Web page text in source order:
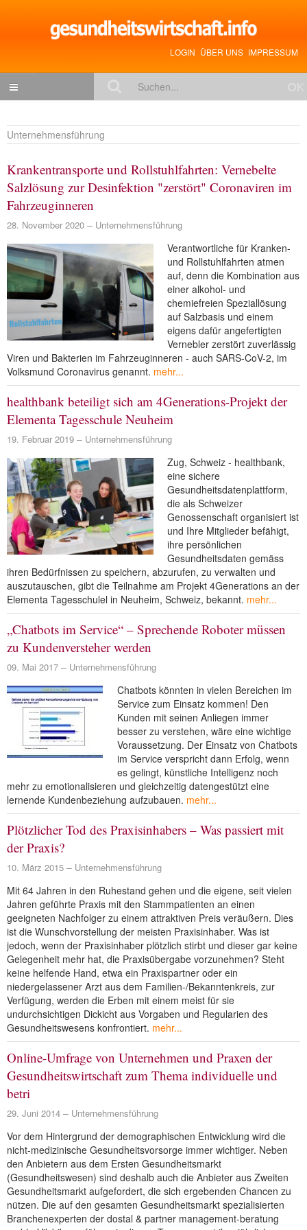
LOGIN ÜBER UNS IMPRESSUM
Gesundheitspolitik
Zukunftstrends
Management
Medizin & Pharma
Gesundheit
Jobs & Karriere
Mitglieder-Beiträge
NEUER BEITRAG
Unternehmensführung
Krankentransporte und Rollstuhlfahrten: Vernebelte
Salzlösung zur Desinfektion "zerstört" Coronaviren im
Fahrzeuginneren
28. November 2020 Unternehmensführung
Verantwortliche für Kranken-
und Rollstuhlfahrten atmen
auf, denn die Kombination aus
einer alkohol- und
chemiefreien Speziallösung
auf Salzbasis und einem
eigens dafür angefertigten
Vernebler zerstört zuverlässig
Viren und Bakterien im Fahrzeuginneren - auch SARS-CoV-2, im
Volksmund Coronavirus genannt. mehr...
healthbank beteiligt sich am 4Generations-Projekt der
Elementa Tagesschule Neuheim
19. Februar 2019 Unternehmensführung
Zug, Schweiz - healthbank,
eine sichere
Gesundheitsdatenplattform,
die als Schweizer
Genossenschaft organisiert ist
und Ihre Mitglieder befähigt,
ihre persönlichen
Gesundheitsdaten gemäss
ihren Bedürfnissen zu speichern, abzurufen, zu verwalten und
auszutauschen, gibt die Teilnahme am Projekt 4Generations an der
Elementa Tagesschulel in Neuheim, Schweiz, bekannt. mehr...
„Chatbots im Service“ – Sprechende Roboter müssen
zu Kundenversteher werden
09. Mai 2017 Unternehmensführung
Chatbots könnten in vielen Bereichen im
Service zum Einsatz kommen! Den
Kunden mit seinen Anliegen immer
besser zu verstehen, wäre eine wichtige
Voraussetzung. Der Einsatz von Chatbots
im Service verspricht dann Erfolg, wenn
es gelingt, künstliche Intelligenz noch
mehr zu emotionalisieren und gleichzeitig datengestützt eine
lernende Kundenbeziehung aufzubauen. mehr...
Plötzlicher Tod des Praxisinhabers – Was passiert mit
der Praxis?
10. März 2015 Unternehmensführung
Mit 64 Jahren in den Ruhestand gehen und die eigene, seit vielen
Jahren geführte Praxis mit den Stammpatienten an einen
geeigneten Nachfolger zu einem attraktiven Preis veräußern. Dies
ist die Wunschvorstellung der meisten Praxisinhaber. Was ist
jedoch, wenn der Praxisinhaber plötzlich stirbt und dieser gar keine
Gelegenheit mehr hat, die Praxisübergabe vorzunehmen? Steht
keine helfende Hand, etwa ein Praxispartner oder ein
niedergelassener Arzt aus dem Familien-/Bekanntenkreis, zur
Verfügung, werden die Erben mit einem meist für sie
undurchsichtigen Dickicht aus Vorgaben und Regularien des
Gesundheitswesens konfrontiert. mehr...
Online-Umfrage von Unternehmen und Praxen der
Gesundheitswirtschaft zum Thema individuelle und
betri
29. Juni 2014 Unternehmensführung
Vor dem Hintergrund der demographischen Entwicklung wird die
nicht-medizinische Gesundheitsvorsorge immer wichtiger. Neben
den Anbietern aus dem Ersten Gesundheitsmarkt
(Gesundheitswesen) sind deshalb auch die Anbieter aus Zweiten
Gesundheitsmarkt aufgefordert, die sich ergebenden Chancen zu
nützen. Die auf den gesamten Gesundheitsmarkt spezialisierten
Branchenexperten der dostal & partner management-beratung